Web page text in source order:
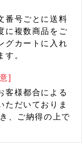
番号ごとに送料
に複数商品をご
グカートに入れ
す。
]
客様都合による
ただいておりま
、ご納得の上で